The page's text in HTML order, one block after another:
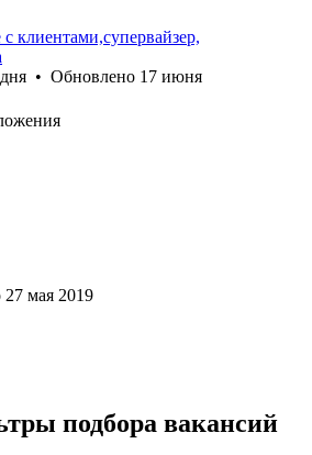
клиентами,супервайзер,
• Обновлено 17 июня
27 мая 2019
подбора вакансий